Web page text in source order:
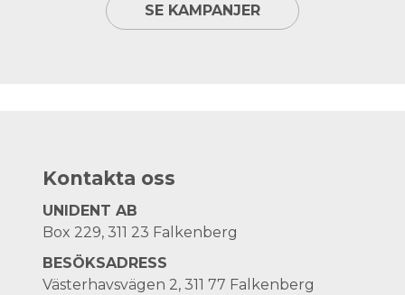
SE KAMPANJER
Kontakta oss
UNIDENT AB
Box 229, 311 23 Falkenberg
BESÖKSADRESS
Västerhavsvägen 2, 311 77 Falkenberg